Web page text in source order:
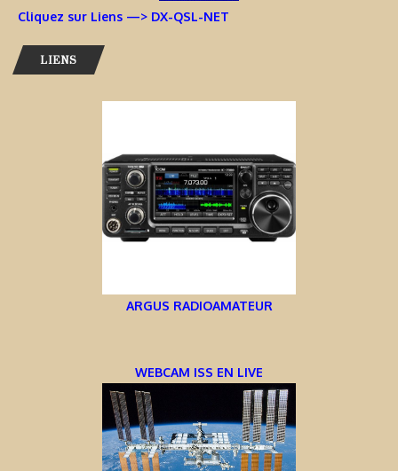
Cliquez sur Liens —> DX-QSL-NET
LIENS
ARGUS RADIOAMATEUR
WEBCAM ISS EN LIVE